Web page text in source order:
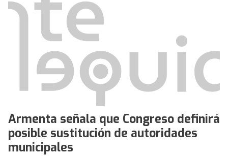
Armenta señala que Congreso definirá
posible sustitución de autoridades
municipales